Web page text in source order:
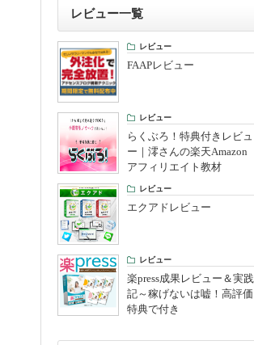
レビュー一覧
レビュー
FAAPレビュー
レビュー
らくぶろ！特典付きレビュ
ー｜澪さんの楽天Amazon
アフィリエイト教材
レビュー
エクアドレビュー
レビュー
楽press成果レビュー＆実践
記～稼げないは嘘！高評価
特典で付き